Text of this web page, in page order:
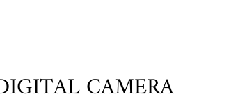
CAMERA